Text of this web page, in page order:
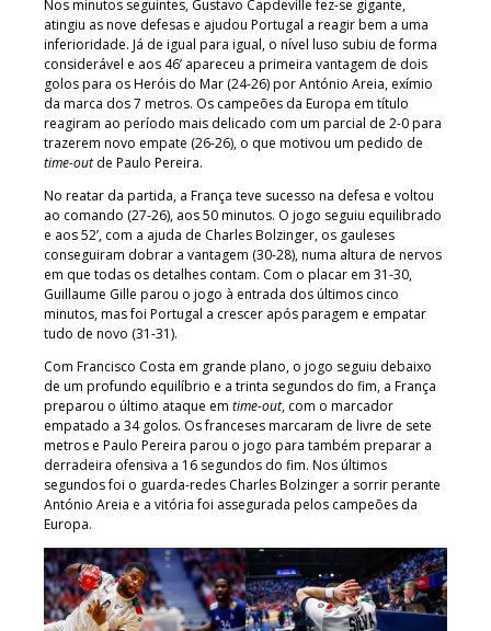
Nos minutos seguintes, Gustavo Capdeville fez-se gigante,
atingiu as nove defesas e ajudou Portugal a reagir bem a uma
inferioridade. Já de igual para igual, o nível luso subiu de forma
considerável e aos 46’ apareceu a primeira vantagem de dois
golos para os Heróis do Mar (24-26) por António Areia, exímio
da marca dos 7 metros. Os campeões da Europa em título
reagiram ao período mais delicado com um parcial de 2-0 para
trazerem novo empate (26-26), o que motivou um pedido de
time-outde Paulo Pereira.
No reatar da partida, a França teve sucesso na defesa e voltou
ao comando (27-26), aos 50 minutos. O jogo seguiu equilibrado
e aos 52’, com a ajuda de Charles Bolzinger, os gauleses
conseguiram dobrar a vantagem (30-28), numa altura de nervos
em que todas os detalhes contam. Com o placar em 31-30,
Guillaume Gille parou o jogo à entrada dos últimos cinco
minutos, mas foi Portugal a crescer após paragem e empatar
tudo de novo (31-31).
Com Francisco Costa em grande plano, o jogo seguiu debaixo
de um profundo equilíbrio e a trinta segundos do fim, a França
preparou o último ataque em time-out, com o marcador
empatado a 34 golos. Os franceses marcaram de livre de sete
metros e Paulo Pereira parou o jogo para também preparar a
derradeira ofensiva a 16 segundos do fim. Nos últimos
segundos foi o guarda-redes Charles Bolzinger a sorrir perante
António Areia e a vitória foi assegurada pelos campeões da
Europa.